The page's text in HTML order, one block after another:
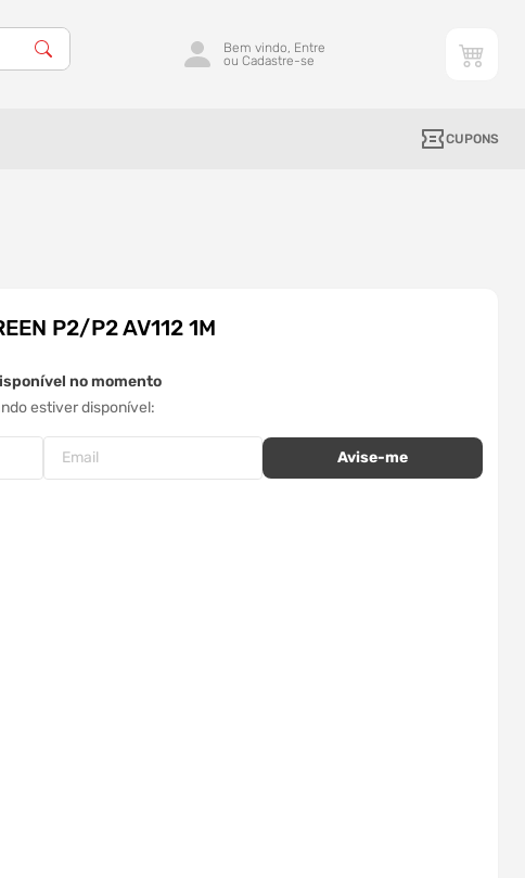
Bem vindo, Entre
ou Cadastre-se
CUPONS
P2/P2 AV112 1M
no momento
estiver disponível